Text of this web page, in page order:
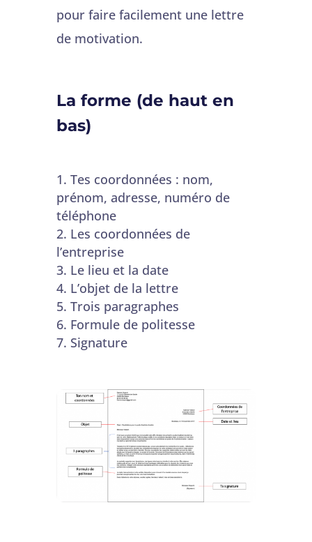
pour faire facilement une lettre
de motivation.
La forme (de haut en
bas)
Tes coordonnées : nom,
prénom, adresse, numéro de
téléphone
Les coordonnées de
l’entreprise
Le lieu et la date
L’objet de la lettre
Trois paragraphes
Formule de politesse
Signature